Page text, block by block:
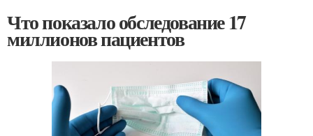
Что показало обследование 17
миллионов пациентов